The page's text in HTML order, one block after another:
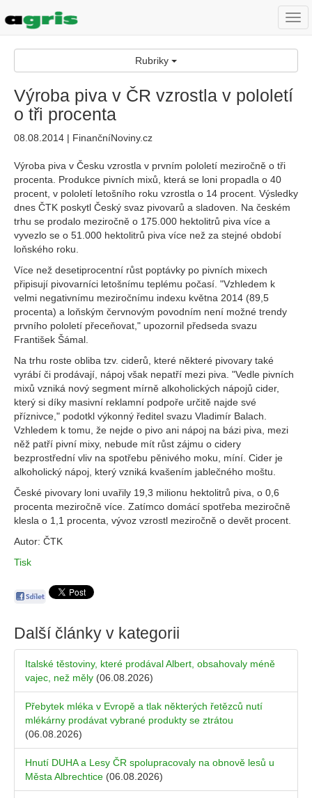
Rubriky
Výroba piva v ČR vzrostla v pololetí
o tři procenta
08.08.2014 | FinančníNoviny.cz
Výroba piva v Česku vzrostla v prvním pololetí meziročně o tři
procenta. Produkce pivních mixů, která se loni propadla o 40
procent, v pololetí letošního roku vzrostla o 14 procent. Výsledky
dnes ČTK poskytl Český svaz pivovarů a sladoven. Na českém
trhu se prodalo meziročně o 175.000 hektolitrů piva více a
vyvezlo se o 51.000 hektolitrů piva více než za stejné období
loňského roku.
Více než desetiprocentní růst poptávky po pivních mixech
připisují pivovarníci letošnímu teplému počasí. "Vzhledem k
velmi negativnímu meziročnímu indexu května 2014 (89,5
procenta) a loňským červnovým povodním není možné trendy
prvního pololetí přeceňovat," upozornil předseda svazu
František Šámal.
Na trhu roste obliba tzv. ciderů, které některé pivovary také
vyrábí či prodávají, nápoj však nepatří mezi piva. "Vedle pivních
mixů vzniká nový segment mírně alkoholických nápojů cider,
který si díky masivní reklamní podpoře určitě najde své
příznivce," podotkl výkonný ředitel svazu Vladimír Balach.
Vzhledem k tomu, že nejde o pivo ani nápoj na bázi piva, mezi
něž patří pivní mixy, nebude mít růst zájmu o cidery
bezprostřední vliv na spotřebu pěnivého moku, míní. Cider je
alkoholický nápoj, který vzniká kvašením jablečného moštu.
České pivovary loni uvařily 19,3 milionu hektolitrů piva, o 0,6
procenta meziročně více. Zatímco domácí spotřeba meziročně
klesla o 1,1 procenta, vývoz vzrostl meziročně o devět procent.
Autor: ČTK
Tisk
Další články v kategorii
Italské těstoviny, které prodával Albert, obsahovaly méně
vajec, než měly (06.08.2026)
Přebytek mléka v Evropě a tlak některých řetězců nutí
mlékárny prodávat vybrané produkty se ztrátou
(06.08.2026)
Hnutí DUHA a Lesy ČR spolupracovaly na obnově lesů u
Města Albrechtice (06.08.2026)